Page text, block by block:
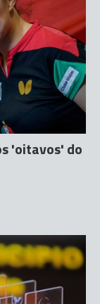
'oitavos' do